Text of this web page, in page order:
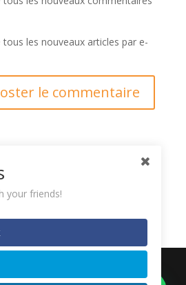
les nouveaux articles par e-
En
dont les données de vos
.
your friends!